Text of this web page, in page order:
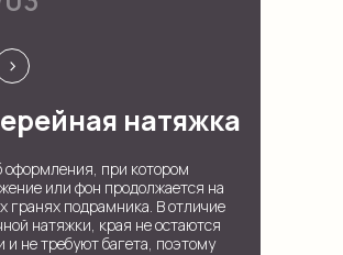
натяжка
оформления, при котором
или фон продолжается на
гранях подрамника. В отличие
натяжки, края не остаются
и не требуют багета, поэтому
>